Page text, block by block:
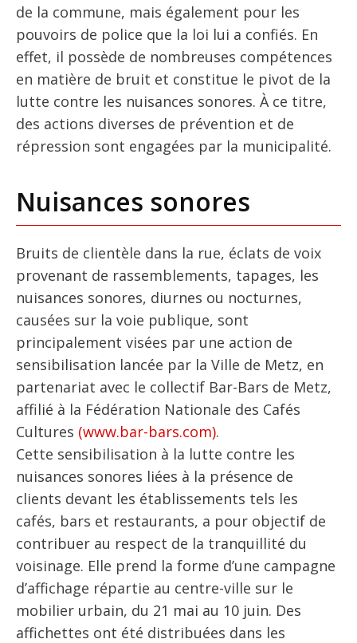
de la commune, mais également pour les
pouvoirs de police que la loi lui a confiés. En
effet, il possède de nombreuses compétences
en matière de bruit et constitue le pivot de la
lutte contre les nuisances sonores. À ce titre,
des actions diverses de prévention et de
répression sont engagées par la municipalité.
Nuisances sonores
Bruits de clientèle dans la rue, éclats de voix
provenant de rassemblements, tapages, les
nuisances sonores, diurnes ou nocturnes,
causées sur la voie publique, sont
principalement visées par une action de
sensibilisation lancée par la Ville de Metz, en
partenariat avec le collectif Bar-Bars de Metz,
affilié à la Fédération Nationale des Cafés
Cultures (www.bar-bars.com).
Cette sensibilisation à la lutte contre les
nuisances sonores liées à la présence de
clients devant les établissements tels les
cafés, bars et restaurants, a pour objectif de
contribuer au respect de la tranquillité du
voisinage. Elle prend la forme d’une campagne
d’affichage répartie au centre-ville sur le
mobilier urbain, du 21 mai au 10 juin. Des
affichettes ont été distribuées dans les